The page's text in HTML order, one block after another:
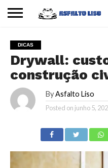
CARROS
MOTOS
DICAS
DICAS
Drywall:
construção
By Asfalto Liso
Posted on junho 5,